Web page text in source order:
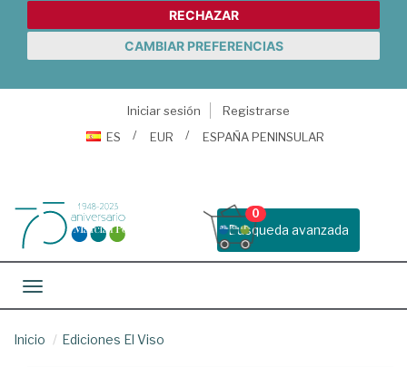
RECHAZAR
CAMBIAR PREFERENCIAS
Iniciar sesión
Registrarse
ES
EUR ESPAÑA PENINSULAR
Busqueda avanzada
0
Toggle navigation
Inicio Ediciones El Viso